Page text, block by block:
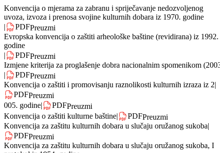
KONVENCIJE
Konvencija o mjerama za zabranu i spriječavanje nedozvoljenog
uvoza, izvoza i prenosa svojine kulturnih dobara iz 1970. godine
|
PDFPreuzmi
Evropska konvencija o zaštiti arheološke baštine (revidirana) iz 1992.
godine
|
PDFPreuzmi
Izmjene kriterija za proglašenje dobra nacionalnim spomenikom
|
PDFPreuzmi
Konvencija o zaštiti i promovisanju raznolikosti kulturnih izraza iz 2
PDF Preuzmi
005. godine
Konvencija o zaštiti kulturne baštine| PDFPreuzmi